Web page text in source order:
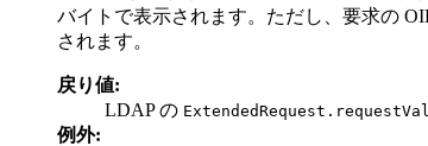
バイトで表示されます。ただし、要求の
されます。
戻り値:
LDAP の
例外: